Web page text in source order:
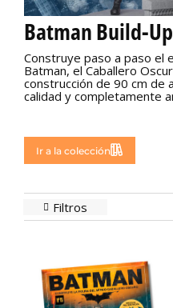
Batman Build-Up
Construye paso a paso el
Batman, el Caballero
construcción de 90 cm de
calidad y completamente
Ir a la colección
Filtros